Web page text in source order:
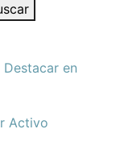
en
Activo